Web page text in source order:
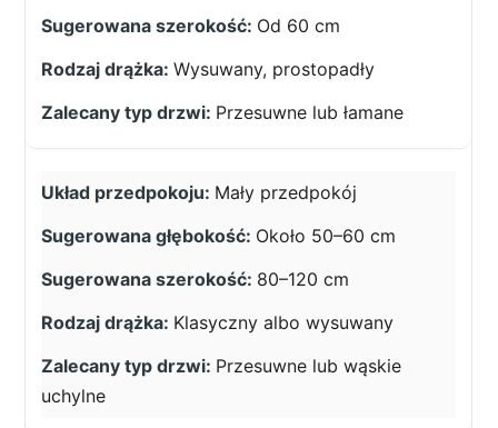
Od 60 cm
Wysuwany, prostopadły
Przesuwne lub łamane
Mały przedpokój
Około 50–60 cm
80–120 cm
Klasyczny albo wysuwany
Przesuwne lub wąskie
uchylne